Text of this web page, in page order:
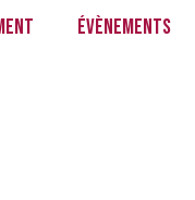
Évènements